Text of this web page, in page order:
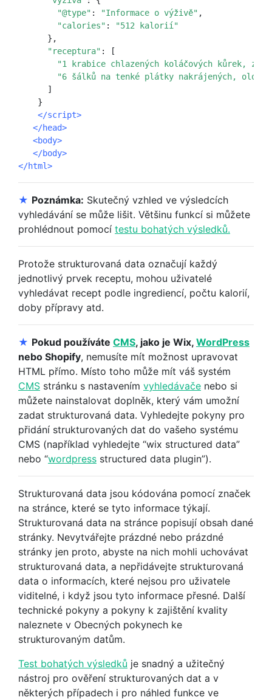
"@type" : "Informace o výživě" ,
"calories" :
"512 kalorií"
},
"receptura" : [
"1 krabice chlazených koláčových kůrek,
"6 šálků na tenké plátky nakrájených,
]
}
</script>
</head>
<body>
</body>
</html>
★ Poznámka: Skutečný vzhled ve výsledcích
vyhledávání se může lišit. Většinu funkcí si můžete
prohlédnout pomocí testu bohatých výsledků.
Protože strukturovaná data označují každý
jednotlivý prvek receptu, mohou uživatelé
vyhledávat recept podle ingrediencí, počtu kalorií,
doby přípravy atd.
★ Pokud používáte CMS, jako je Wix, WordPress
nebo Shopify, nemusíte mít možnost upravovat
HTML přímo. Místo toho může mít váš systém
CMS stránku s nastavením vyhledávače nebo si
můžete nainstalovat doplněk, který vám umožní
zadat strukturovaná data. Vyhledejte pokyny pro
přidání strukturovaných dat do vašeho systému
CMS (například vyhledejte “wix structured data”
nebo “wordpress structured data plugin”).
Strukturovaná data jsou kódována pomocí značek
na stránce, které se tyto informace týkají.
Strukturovaná data na stránce popisují obsah dané
stránky. Nevytvářejte prázdné nebo prázdné
stránky jen proto, abyste na nich mohli uchovávat
strukturovaná data, a nepřidávejte strukturovaná
data o informacích, které nejsou pro uživatele
viditelné, i když jsou tyto informace přesné. Další
technické pokyny a pokyny k zajištění kvality
naleznete v Obecných pokynech ke
strukturovaným datům.
Test bohatých výsledků je snadný a užitečný
nástroj pro ověření strukturovaných dat a v
některých případech i pro náhled funkce ve